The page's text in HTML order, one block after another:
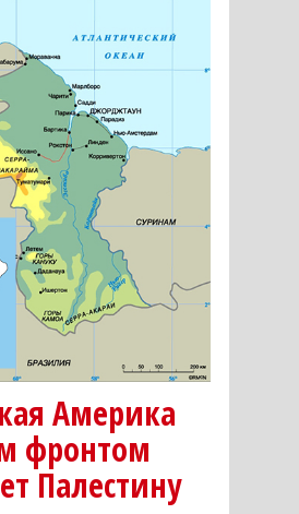
Америка
фронтом
Палестину